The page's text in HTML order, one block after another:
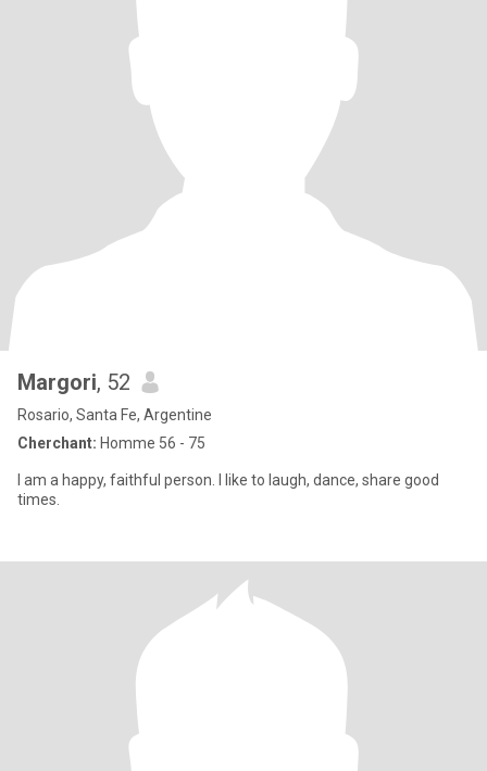
Margori, 52
Rosario, Santa Fe, Argentine
Cherchant: Homme 56 - 75
I am a happy, faithful person. I like to laugh, dance, share good
times.